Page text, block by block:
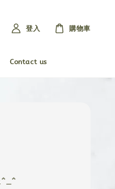
Contact us
登入 購物車
^_^